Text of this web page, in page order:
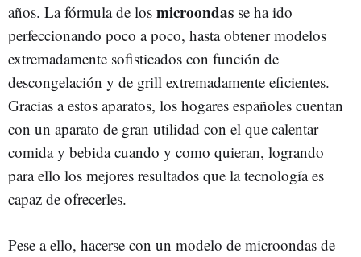
años. La fórmula de los microondas se ha ido
perfeccionando poco a poco, hasta obtener modelos
extremadamente sofisticados con función de
descongelación y de grill extremadamente eficientes.
Gracias a estos aparatos, los hogares españoles cuentan
con un aparato de gran utilidad con el que calentar
comida y bebida cuando y como quieran, logrando
para ello los mejores resultados que la tecnología es
capaz de ofrecerles.
Pese a ello, hacerse con un modelo de microondas de